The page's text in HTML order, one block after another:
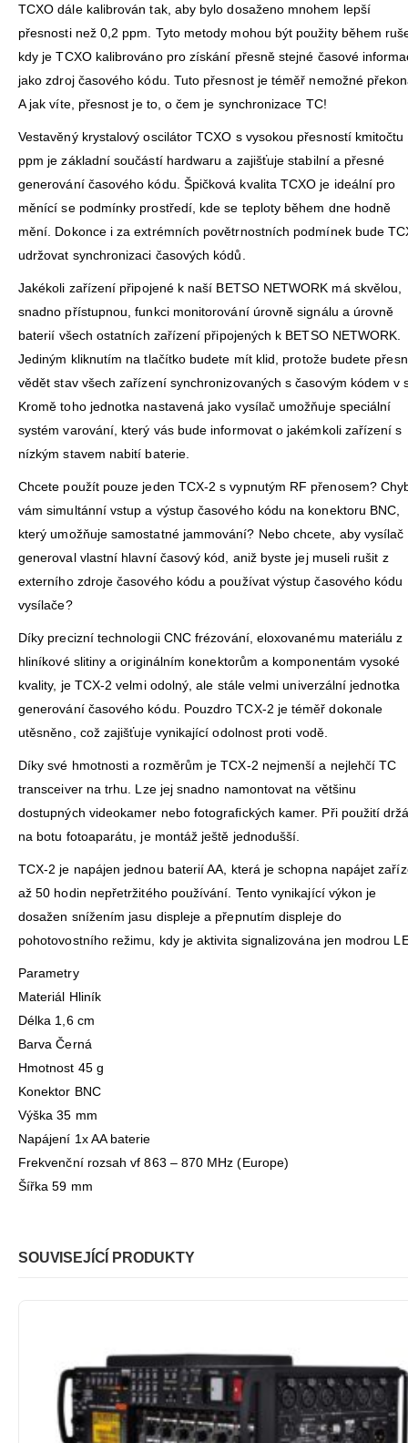
TCXO dále kalibrován tak, aby bylo dosaženo mnohem lepší
přesnosti než 0,2 ppm. Tyto metody mohou být použity během
kdy je TCXO kalibrováno pro získání přesně stejné časové
jako zdroj časového kódu. Tuto přesnost je téměř nemožné
A jak víte, přesnost je to, o čem je synchronizace TC!
Vestavěný krystalový oscilátor TCXO s vysokou přesností kmitočtu
ppm je základní součástí hardwaru a zajišťuje stabilní a přesné
generování časového kódu. Špičková kvalita TCXO je ideální pro
měnící se podmínky prostředí, kde se teploty během dne hodně
mění. Dokonce i za extrémních povětrnostních podmínek bude
udržovat synchronizaci časových kódů.
Jakékoli zařízení připojené k naší BETSO NETWORK má skvělou,
snadno přístupnou, funkci monitorování úrovně signálu a úrovně
baterií všech ostatních zařízení připojených k BETSO NETWORK.
Jediným kliknutím na tlačítko budete mít klid, protože budete
vědět stav všech zařízení synchronizovaných s časovým kódem v
Kromě toho jednotka nastavená jako vysílač umožňuje speciální
systém varování, který vás bude informovat o jakémkoli zařízení s
nízkým stavem nabití baterie.
Chcete použít pouze jeden TCX-2 s vypnutým RF přenosem?
vám simultánní vstup a výstup časového kódu na konektoru BNC,
který umožňuje samostatné jammování? Nebo chcete, aby vysílač
generoval vlastní hlavní časový kód, aniž byste jej museli rušit z
externího zdroje časového kódu a používat výstup časového kódu
vysílače?
Díky precizní technologii CNC frézování, eloxovanému materiálu z
hliníkové slitiny a originálním konektorům a komponentám vysoké
kvality, je TCX-2 velmi odolný, ale stále velmi univerzální jednotka
generování časového kódu. Pouzdro TCX-2 je téměř dokonale
utěsněno, což zajišťuje vynikající odolnost proti vodě.
Díky své hmotnosti a rozměrům je TCX-2 nejmenší a nejlehčí TC
transceiver na trhu. Lze jej snadno namontovat na většinu
dostupných videokamer nebo fotografických kamer. Při použití
na botu fotoaparátu, je montáž ještě jednodušší.
TCX-2 je napájen jednou baterií AA, která je schopna napájet
až 50 hodin nepřetržitého používání. Tento vynikající výkon je
dosažen snížením jasu displeje a přepnutím displeje do
pohotovostního režimu, kdy je aktivita signalizována jen modrou
Parametry
Materiál Hliník
Délka 1,6 cm
Barva Černá
Hmotnost 45 g
Konektor BNC
Výška 35 mm
Napájení 1x AA baterie
Frekvenční rozsah vf 863 – 870 MHz (Europe)
Šířka 59 mm
SOUVISEJÍCÍ PRODUKTY